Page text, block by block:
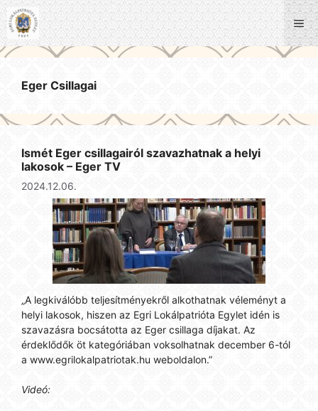
Kilépés
a
tartalomba
Eger Csillagai
Ismét Eger csillagairól szavazhatnak a helyi
lakosok – Eger TV
2024.12.06.
„A legkiválóbb teljesítményekről alkothatnak véleményt a
helyi lakosok, hiszen az Egri Lokálpatrióta Egylet idén is
szavazásra bocsátotta az Eger csillaga díjakat. Az
érdeklődők öt kategóriában voksolhatnak december 6-tól
a www.egrilokalpatriotak.hu weboldalon.”
Videó: